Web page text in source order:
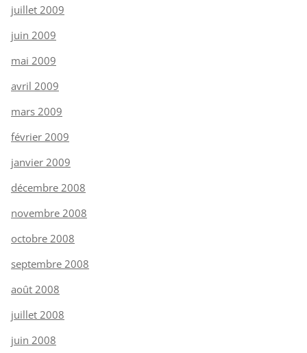
juillet 2009
juin 2009
mai 2009
avril 2009
mars 2009
février 2009
janvier 2009
décembre 2008
novembre 2008
octobre 2008
septembre 2008
août 2008
juillet 2008
juin 2008